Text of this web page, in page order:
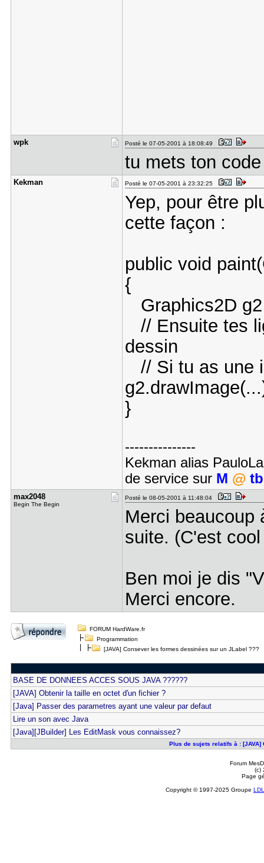
wpk Posté le 07-05-2001 à 18:08:49
tu mets ton
Kekman Posté le 07-05-2001 à 23:32:25
Yep, pour être
cette façon :
public void
{
Graphics2D
// Ensuite tes
dessin
// Si tu as une
}
---------------
Kekman alias
de service sur M @
max2048
Begin The Begin
Posté le 08-05-2001 à 11:48:04
Merci beaucoup
suite. (C'est
Ben moi je dis
Merci encore.
FORUM HardWare.fr
Programmation
[JAVA] Consever les formes dessinées sur un JLabel ???
BASE DE DONNEES ACCES SOUS JAVA ??????
[JAVA] Obtenir la taille en octet d'un fichier ?
[Java] Passer des parametres ayant une valeur par defaut
Lire un son avec Java
[Java][JBuilder] Les EditMask vous connaissez?
Plus de sujets relatifs à :
Forum
(c)
Page
Copyright © 1997-2025 Groupe